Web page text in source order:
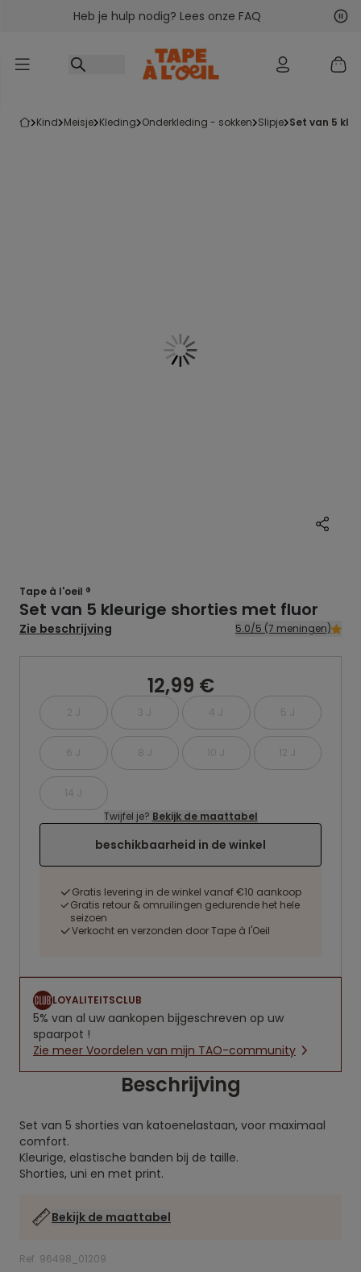
Ga naar inhoudHeb je hulp nodig? Lees onze FAQ
kind meisje kleding onderkleding - sokken slipje set van 5
Tape à l'oeil ®
Set van 5 kleurige shorties met fluor
Zie beschrijving 5.0/5 (7 meningen)
12,99 €
2 J 3 J 4 J 5 J
6 J 8 J 10 J 12 J
14 J
Twijfel je? Bekijk de maattabel
beschikbaarheid in de winkel
Gratis levering in de winkel vanaf €10 aankoop
Gratis retour & omruilingen gedurende het hele
seizoen
Verkocht en verzonden door Tape à l'Oeil
LOYALITEITSCLUB
5% van al uw aankopen bijgeschreven op uw
spaarpot !
Zie meer Voordelen van mijn TAO-community
Beschrijving
Set van 5 shorties van katoenelastaan, voor maximaal
comfort.
Kleurige, elastische banden bij de taille.
Shorties, uni en met print.
Bekijk de maattabel
Ref. 96498_01209